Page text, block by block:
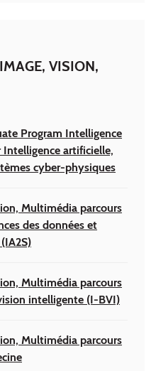
VISION,
Program Intelligence
artificielle,
cyber-physiques
Multimédia parcours
des données et
Multimédia parcours
intelligente (I-BVI)
Multimédia parcours